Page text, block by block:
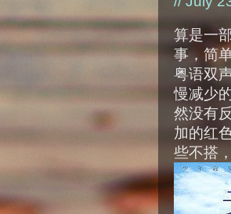
算是一
事，简
粤语双
慢减少
然没有
加的红
些不搭